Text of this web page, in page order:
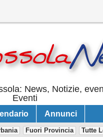
News, Notizie,
Eventi
Annunci
Fuori Provincia Tutte